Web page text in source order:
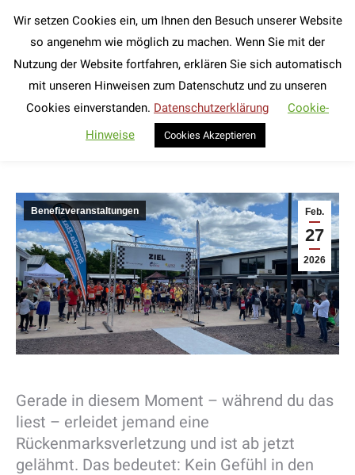
Search:
Wings for Life World Run in Rehlingen
2026
Sie befinden sich hier:
Feb.
27
2026
Benefizveranstaltungen
Gerade in diesem Moment – während du das
liest – erleidet jemand eine
Rückenmarksverletzung und ist ab jetzt
gelähmt. Das bedeutet: Kein Gefühl in den
Wir setzen Cookies ein, um Ihnen den Besuch unserer Website
so angenehm wie möglich zu machen. Wenn Sie mit der
Nutzung der Website fortfahren, erklären Sie sich automatisch
mit unseren Hinweisen zum Datenschutz und zu unseren
Cookies einverstanden. Datenschutzerklärung
Cookie-
Hinweise
Cookies Akzeptieren